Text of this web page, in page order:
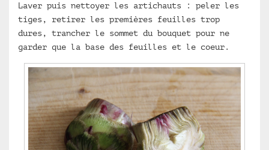
Laver puis nettoyer les artichauts : peler les
tiges, retirer les premières feuilles trop
dures, trancher le sommet du bouquet pour ne
garder que la base des feuilles et le coeur.